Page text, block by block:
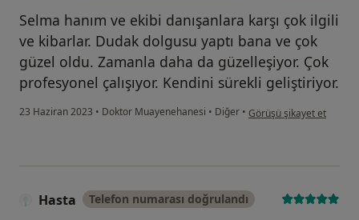
Selma hanım ve ekibi danışanlara karşı çok ilgili
ve kibarlar. Dudak dolgusu yaptı bana ve çok
güzel oldu. Zamanla daha da güzelleşiyor. Çok
profesyonel çalışıyor. Kendini sürekli geliştiriyor.
23 Haziran 2023 • Doktor Muayenehanesi • Diğer • kullanıcının görüşüne
Görüşü şikayet et
Hasta Telefon numarası doğrulandı